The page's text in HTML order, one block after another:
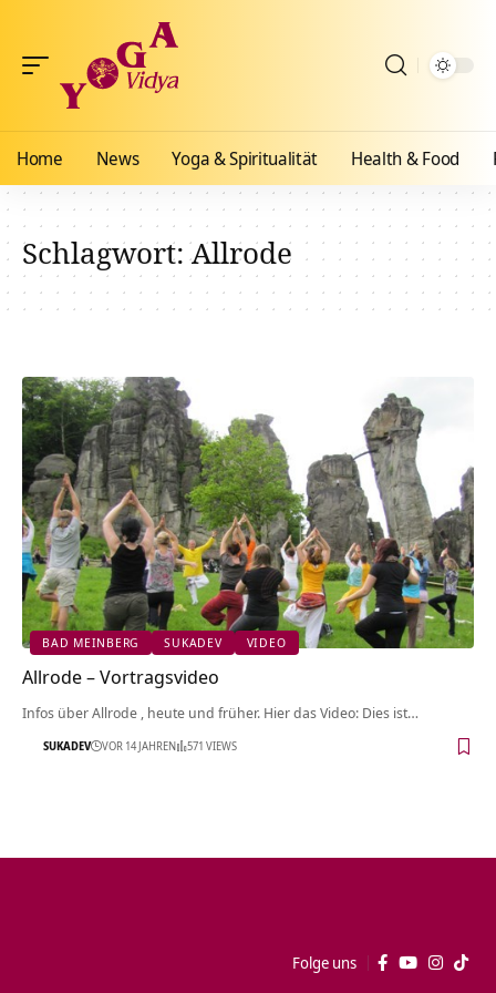
Home News Yoga & Spiritualität Health & Food
Schlagwort:Allrode
BAD MEINBERG SUKADEV VIDEO
Allrode – Vortragsvideo
Infos über Allrode , heute und früher. Hier das Video: Dies ist…
SUKADEV VOR 14 JAHREN 571 VIEWS
Folge uns